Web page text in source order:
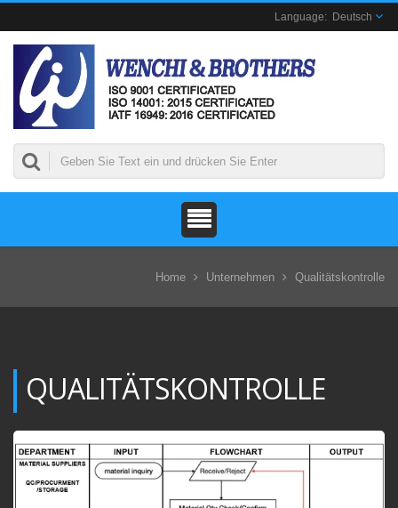
Deutsch
Home Unternehmen Qualitätskontrolle
QUALITÄTSKONTROLLE